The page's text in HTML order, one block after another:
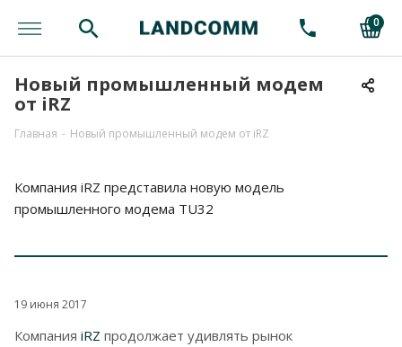
0
Новый промышленный модем
от iRZ
Главная - Новый промышленный модем от iRZ
Компания iRZ представила новую модель
промышленного модема TU32
19 июня 2017
Компания iRZ продолжает удивлять рынок